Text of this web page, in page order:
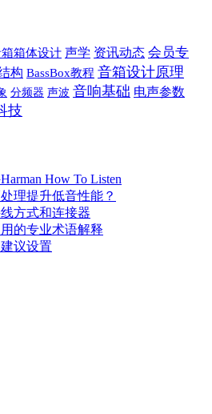
箱体设计 声学 资讯动态 会员专
构 BassBox教程 音箱设计原理
分频器 声波 音响基础 电声参数
技
How To Listen
理提升低音性能？
方式和连接器
的专业术语解释
议设置